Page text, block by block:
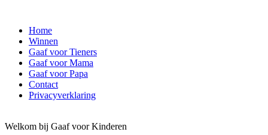
Home
Winnen
Gaaf voor Tieners
Gaaf voor Mama
Gaaf voor Papa
Contact
Privacyverklaring
Welkom bij Gaaf voor Kinderen